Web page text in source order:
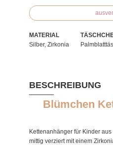
MATERIAL
Silber, Zirkonia
BESCHREIBUNG
Blümchen
Kettenanhänger für Kinder
mittig verziert mit einem